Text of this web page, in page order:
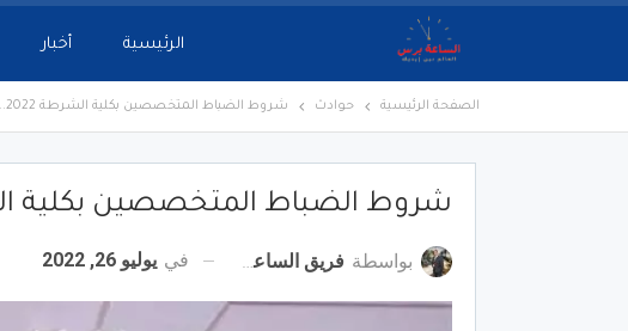
الرئيسية أخبار
الصفحة الرئيسية حوادث شروط الضباط المتخصصين بكلية الشرطة 2022.. إليك الرابط
شروط الضباط المتخصصين بكلية الشرطة 2022..
بواسطة فريق الساعة برس في يوليو 26, 2022